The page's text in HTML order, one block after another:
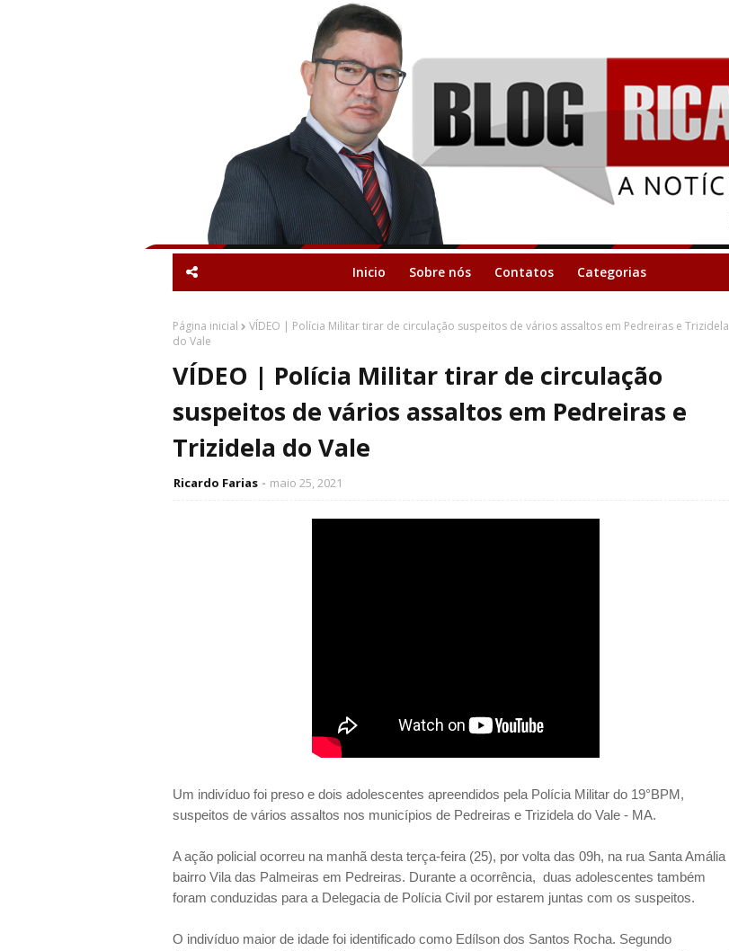
Inicio Sobre nós Contatos Categorias
Página inicial
VÍDEO | Polícia Militar tirar de circulação suspeitos de vários assaltos em Pedreiras e Trizidela
do Vale
VÍDEO | Polícia Militar tirar de circulação
suspeitos de vários assaltos em Pedreiras e
Trizidela do Vale
Ricardo Farias maio 25, 2021
Um indivíduo foi preso e dois adolescentes apreendidos pela Polícia Militar do 19°BPM,
suspeitos de vários assaltos nos municípios de Pedreiras e Trizidela do Vale - MA.
A ação policial ocorreu na manhã desta terça-feira (25), por volta das 09h, na rua Santa Amália
bairro Vila das Palmeiras em Pedreiras. Durante a ocorrência, duas adolescentes também
foram conduzidas para a Delegacia de Polícia Civil por estarem juntas com os suspeitos.
O indivíduo maior de idade foi identificado como Edílson dos Santos Rocha. Segundo